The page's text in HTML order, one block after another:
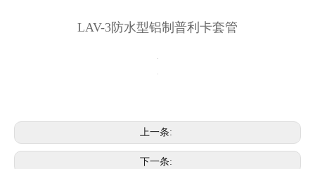
LAV-3防水型铝制普利卡套管
上一条:
下一条: